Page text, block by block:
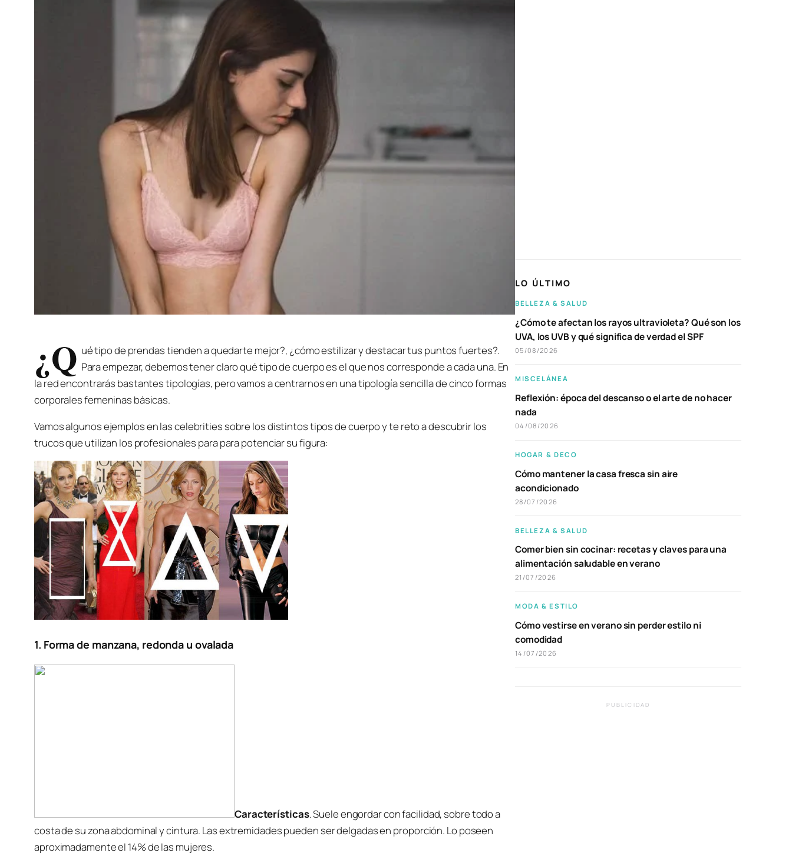
¿Q ué tipo de prendas tienden a quedarte mejor?, ¿cómo estilizar y destacar tus puntos fuertes?.
Para empezar, debemos tener claro qué tipo de cuerpo es el que nos corresponde a cada una. En
la red encontrarás bastantes tipologías, pero vamos a centrarnos en una tipología sencilla de cinco formas
corporales femeninas básicas.
Vamos algunos ejemplos en las celebrities sobre los distintos tipos de cuerpo y te reto a descubrir los
trucos que utilizan los profesionales para para potenciar su figura:
1. Forma de manzana, redonda u ovalada
Características. Suele engordar con facilidad, sobre todo a
costa de su zona abdominal y cintura. Las extremidades pueden ser delgadas en proporción. Lo poseen
aproximadamente el 14% de las mujeres.
LO ÚLTIMO
BELLEZA & SALUD
¿Cómo te afectan los rayos ultravioleta? Qué son los
UVA, los UVB y qué significa de verdad el SPF
05/08/2026
MISCELÁNEA
Reflexión: época del descanso o el arte de no hacer
nada
04/08/2026
HOGAR & DECO
Cómo mantener la casa fresca sin aire
acondicionado
28/07/2026
BELLEZA & SALUD
Comer bien sin cocinar: recetas y claves para una
alimentación saludable en verano
21/07/2026
MODA & ESTILO
Cómo vestirse en verano sin perder estilo ni
comodidad
14/07/2026
PUBLICIDAD